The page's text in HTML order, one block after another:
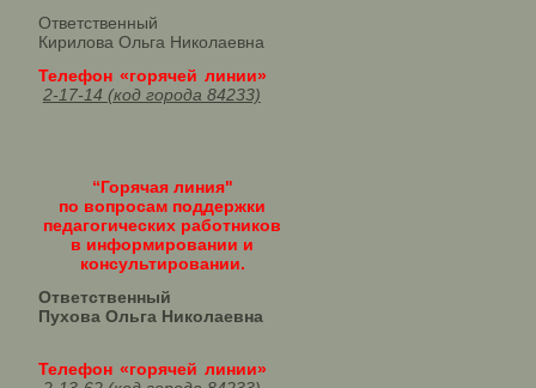
Ответственный
Кирилова Ольга Николаевна
Телефон «горячей линии»
2-17-14 (код города 84233)
“Горячая линия"
по вопросам поддержки
педагогических работников
в информировании и
консультировании.
Ответственный
Пухова Ольга Николаевна
Телефон «горячей линии»